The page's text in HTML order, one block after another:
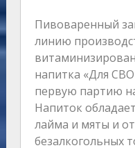
Пивоваренный
линию
напитка «Для
первую партию
Напиток
лайма и мяты и
безалкогольных